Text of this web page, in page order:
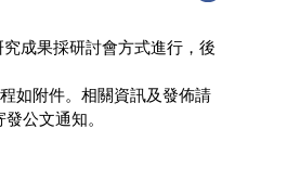
成果採研討會方式進行，後
如附件。相關資訊及發佈請
公文通知。